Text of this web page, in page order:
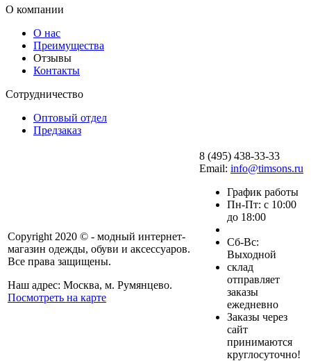
О компании
О нас
Преимущества
Отзывы
Контакты
Сотрудничество
Оптовый отдел
Предзаказ
Copyright 2020 © - модный интернет-
магазин одежды, обуви и аксессуаров.
Все права защищены.
Наш адрес: Москва, м. Румянцево.
Посмотреть на карте
8 (495) 438-33-33
Email: info@timsons.ru
График работы
Пн-Пт: с 10:00
до 18:00
Cб-Вс:
Выходной
склад
отправляет
заказы
ежедневно
Заказы через
сайт
принимаются
круглосуточно!